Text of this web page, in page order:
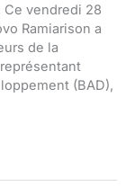
vendredi 28
Ramiarison a
de la
(BAD),